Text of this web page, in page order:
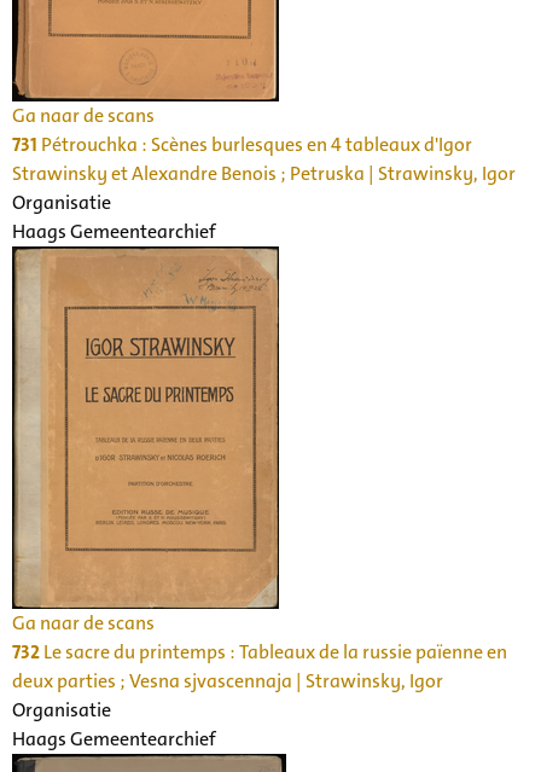
Ga naar de scans
731 Pétrouchka : Scènes burlesques en 4 tableaux d'Igor
Strawinsky et Alexandre Benois ; Petruska | Strawinsky, Igor
Organisatie
Haags Gemeentearchief
Ga naar de scans
732Le sacre du printemps : Tableaux de la russie païenne en
deux parties ; Vesna sjvascennaja | Strawinsky, Igor
Organisatie
Haags Gemeentearchief